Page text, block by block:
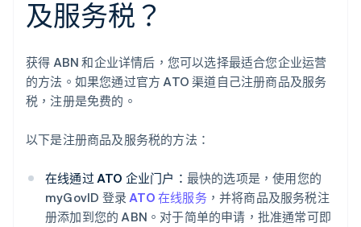
及服务税？
获得 ABN 和企业详情后，您可以选择最适合您企业运营
的方法。如果您通过官方 ATO 渠道自己注册商品及服务
税，注册是免费的。
以下是注册商品及服务税的方法：
在线通过 ATO 企业门户： 最快的选项是，使用您的
myGovID 登录ATO 在线服务 ，并将商品及服务税注
册添加到您的 ABN。对于简单的申请，批准通常可即